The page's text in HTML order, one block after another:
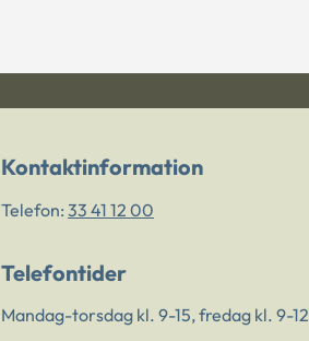
Kontaktinformation
Telefon: 33 41 12 00
Telefontider
Mandag-torsdag kl. 9-15, fredag kl. 9-12